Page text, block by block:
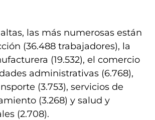
las más numerosas están
(36.488 trabajadores), la
(19.532), el comercio
administrativas (6.768),
(3.753), servicios de
(3.268) y salud y
(2.708).